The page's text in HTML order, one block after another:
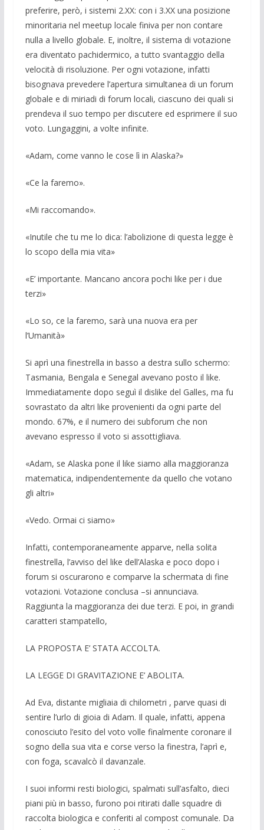
preferire, però, i sistemi 2.XX: con i 3.XX una posizione
minoritaria nel meetup locale finiva per non contare
nulla a livello globale. E, inoltre, il sistema di votazione
era diventato pachidermico, a tutto svantaggio della
velocità di risoluzione. Per ogni votazione, infatti
bisognava prevedere l’apertura simultanea di un forum
globale e di miriadi di forum locali, ciascuno dei quali si
prendeva il suo tempo per discutere ed esprimere il suo
voto. Lungaggini, a volte infinite.
«Adam, come vanno le cose lì in Alaska?»
«Ce la faremo».
«Mi raccomando».
«Inutile che tu me lo dica: l’abolizione di questa legge è
lo scopo della mia vita»
«E’ importante. Mancano ancora pochi like per i due
terzi»
«Lo so, ce la faremo, sarà una nuova era per
l’Umanità»
Si aprì una finestrella in basso a destra sullo schermo:
Tasmania, Bengala e Senegal avevano posto il like.
Immediatamente dopo seguì il dislike del Galles, ma fu
sovrastato da altri like provenienti da ogni parte del
mondo. 67%, e il numero dei subforum che non
avevano espresso il voto si assottigliava.
«Adam, se Alaska pone il like siamo alla maggioranza
matematica, indipendentemente da quello che votano
gli altri»
«Vedo. Ormai ci siamo»
Infatti, contemporaneamente apparve, nella solita
finestrella, l’avviso del like dell’Alaska e poco dopo i
forum si oscurarono e comparve la schermata di fine
votazioni. Votazione conclusa –si annunciava.
Raggiunta la maggioranza dei due terzi. E poi, in grandi
caratteri stampatello,
LA PROPOSTA E’ STATA ACCOLTA.
LA LEGGE DI GRAVITAZIONE E’ ABOLITA.
Ad Eva, distante migliaia di chilometri , parve quasi di
sentire l’urlo di gioia di Adam. Il quale, infatti, appena
conosciuto l’esito del voto volle finalmente coronare il
sogno della sua vita e corse verso la finestra, l’aprì e,
con foga, scavalcò il davanzale.
I suoi informi resti biologici, spalmati sull’asfalto, dieci
piani più in basso, furono poi ritirati dalle squadre di
raccolta biologica e conferiti al compost comunale. Da